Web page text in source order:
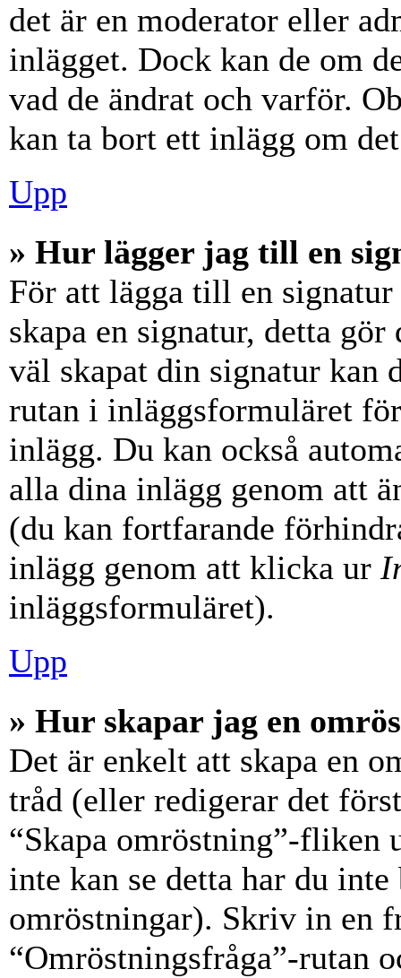
det är en moderator eller
inlägget. Dock kan de om
vad de ändrat och varför.
kan ta bort ett inlägg om
Upp
» Hur lägger jag till en
För att lägga till en
skapa en signatur, detta
väl skapat din signatur kan
rutan i inläggsformuläret
inlägg. Du kan också
alla dina inlägg genom att
(du kan fortfarande
inlägg genom att klicka ur
inläggsformuläret).
Upp
» Hur skapar jag en
Det är enkelt att skapa en
tråd (eller redigerar det
“Skapa omröstning”-fliken
inte kan se detta har du
omröstningar). Skriv in en
“Omröstningsfråga”-rutan